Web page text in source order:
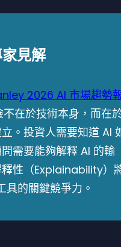
見解
2026 AI 市場趨勢
不在於技術本身，而在
立。投資人需要知道 AI
需要能夠解釋 AI 的輸
性（Explainability）
具的關鍵競爭力。